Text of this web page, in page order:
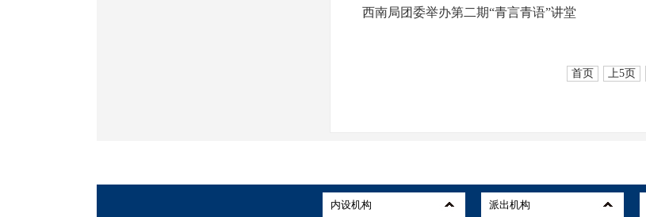
西南局团委举办第二期“青言青语”讲堂
首页 上5页